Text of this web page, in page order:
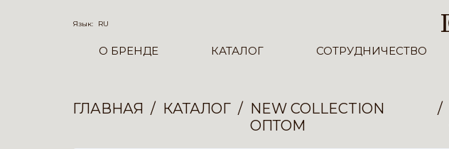
Язык: RU
О БРЕНДЕ КАТАЛОГ СОТРУДНИЧЕСТВО
ГЛАВНАЯ КАТАЛОГ
NEW COLLECTION
ОПТОМ